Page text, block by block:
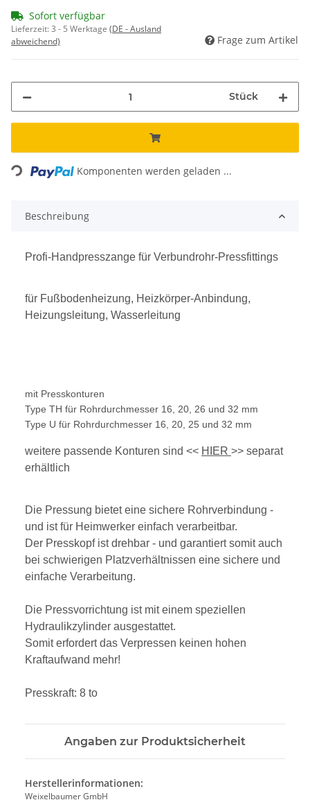
Sofort verfügbar
Lieferzeit:3 - 5 Werktage (DE - Ausland
abweichend)
Frage zum Artikel
Stück
Loading... Komponenten werden geladen ...
Beschreibung
Profi-Handpresszange für Verbundrohr-Pressfittings
für Fußbodenheizung, Heizkörper-Anbindung,
Heizungsleitung, Wasserleitung
mit Presskonturen
Type TH für Rohrdurchmesser 16, 20, 26 und 32 mm
Type U für Rohrdurchmesser 16, 20, 25 und 32 mm
weitere passende Konturen sind << HIER >> separat
erhältlich
Die Pressung bietet eine sichere Rohrverbindung -
und ist für Heimwerker einfach verarbeitbar.
Der Presskopf ist drehbar - und garantiert somit auch
bei schwierigen Platzverhältnissen eine sichere und
einfache Verarbeitung.
Die Pressvorrichtung ist mit einem speziellen
Hydraulikzylinder ausgestattet.
Somit erfordert das Verpressen keinen hohen
Kraftaufwand mehr!
Presskraft: 8 to
Angaben zur Produktsicherheit
Herstellerinformationen:
Weixelbaumer GmbH